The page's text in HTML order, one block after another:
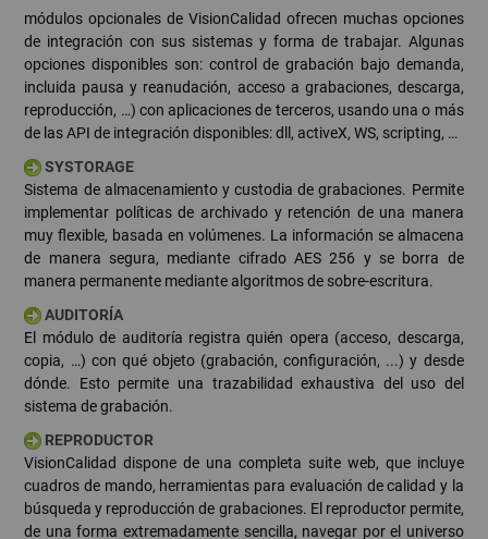
módulos opcionales de VisionCalidad ofrecen muchas opciones
de integración con sus sistemas y forma de trabajar. Algunas
opciones disponibles son: control de grabación bajo demanda,
incluida pausa y reanudación, acceso a grabaciones, descarga,
reproducción, …) con aplicaciones de terceros, usando una o más
de las API de integración disponibles: dll, activeX, WS, scripting, …
SYSTORAGE
Sistema de almacenamiento y custodia de grabaciones. Permite
implementar políticas de archivado y retención de una manera
muy flexible, basada en volúmenes. La información se almacena
de manera segura, mediante cifrado AES 256 y se borra de
manera permanente mediante algoritmos de sobre-escritura.
AUDITORÍA
El módulo de auditoría registra quién opera (acceso, descarga,
copia, …) con qué objeto (grabación, configuración, ...) y desde
dónde. Esto permite una trazabilidad exhaustiva del uso del
sistema de grabación.
REPRODUCTOR
VisionCalidad dispone de una completa suite web, que incluye
cuadros de mando, herramientas para evaluación de calidad y la
búsqueda y reproducción de grabaciones. El reproductor permite,
de una forma extremadamente sencilla, navegar por el universo